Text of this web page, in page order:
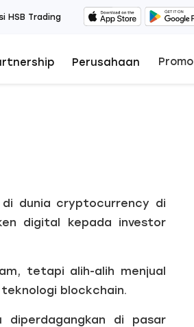
HSB Trading
Perusahaan Promo
dunia cryptocurrency di
digital kepada investor
tetapi alih-alih menjual
blockchain.
di pasar